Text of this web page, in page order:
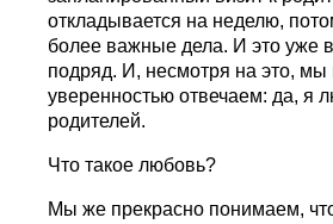
откладывается на неделю,
более важные дела. И это уже в
подряд. И, несмотря на это, мы
уверенностью отвечаем: да, я
родителей.
Что такое любовь?
Мы же прекрасно понимаем,